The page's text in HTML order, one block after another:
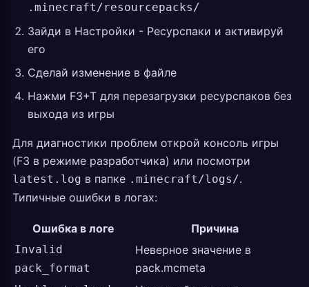
.minecraft/resourcepacks/
Зайди в Настройки - Ресурспаки и активируй
его
Сделай изменение в файле
Нажми F3+T для перезагрузки ресурспаков без
выхода из игры
Для диагностики проблем открой консоль игры
(F3 в режиме разработчика) или посмотри
latest.log в папке .minecraft/logs/.
Типичные ошибки в логах:
Ошибка в логе Причина
Invalid
pack_format
Неверное значение в
pack.mcmeta